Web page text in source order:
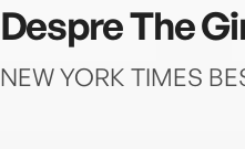
DespreThe
NEW YORK TIMES